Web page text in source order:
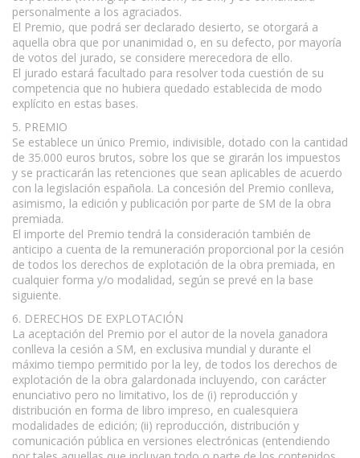
personalmente a los agraciados.
El Premio, que podrá ser declarado desierto, se otorgará a
aquella obra que por unanimidad o, en su defecto, por mayoría
de votos del jurado, se considere merecedora de ello.
El jurado estará facultado para resolver toda cuestión de su
competencia que no hubiera quedado establecida de modo
explícito en estas bases.
5. PREMIO
Se establece un único Premio, indivisible, dotado con la cantidad
de 35.000 euros brutos, sobre los que se girarán los impuestos
y se practicarán las retenciones que sean aplicables de acuerdo
con la legislación española. La concesión del Premio conlleva,
asimismo, la edición y publicación por parte de SM de la obra
premiada.
El importe del Premio tendrá la consideración también de
anticipo a cuenta de la remuneración proporcional por la cesión
de todos los derechos de explotación de la obra premiada, en
cualquier forma y/o modalidad, según se prevé en la base
siguiente.
6. DERECHOS DE EXPLOTACIÓN
La aceptación del Premio por el autor de la novela ganadora
conlleva la cesión a SM, en exclusiva mundial y durante el
máximo tiempo permitido por la ley, de todos los derechos de
explotación de la obra galardonada incluyendo, con carácter
enunciativo pero no limitativo, los de (i) reproducción y
distribución en forma de libro impreso, en cualesquiera
modalidades de edición; (ii) reproducción, distribución y
comunicación pública en versiones electrónicas (entendiendo